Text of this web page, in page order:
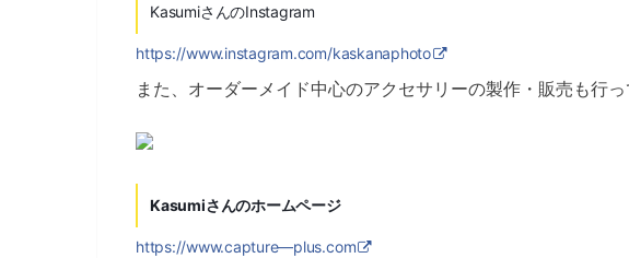
KasumiさんのInstagram
https://www.instagram.com/kaskanaphoto
また、オーダーメイド中心のアクセサリーの製作・販売も行っ
Kasumiさんのホームページ
https://www.capture—plus.com